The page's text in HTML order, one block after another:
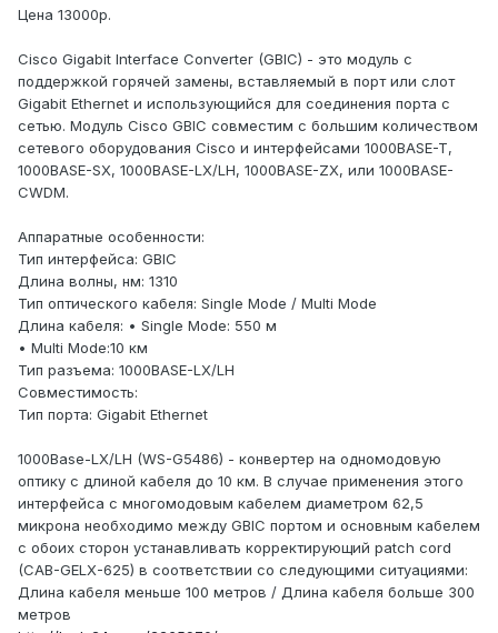
Цена 13000р.
Cisco Gigabit Interface Converter (GBIC) - это модуль с
поддержкой горячей замены, вставляемый в порт или слот
Gigabit Ethernet и использующийся для соединения порта с
сетью. Модуль Cisco GBIC совместим с большим количеством
сетевого оборудования Cisco и интерфейсами 1000BASE-T,
1000BASE-SX, 1000BASE-LX/LH, 1000BASE-ZX, или 1000BASE-
CWDM.
Аппаратные особенности:
Тип интерфейса: GBIC
Длина волны, нм: 1310
Тип оптического кабеля: Single Mode / Multi Mode
Длина кабеля: • Single Mode: 550 м
• Multi Mode:10 км
Тип разъема: 1000BASE-LX/LH
Совместимость:
Тип порта: Gigabit Ethernet
1000Base-LX/LH (WS-G5486) - конвертер на одномодовую
оптику с длиной кабеля до 10 км. В случае применения этого
интерфейса с многомодовым кабелем диаметром 62,5
микрона необходимо между GBIC портом и основным кабелем
с обоих сторон устанавливать корректирующий patch cord
(CAB-GELX-625) в соответствии со следующими ситуациями:
Длина кабеля меньше 100 метров / Длина кабеля больше 300
метров